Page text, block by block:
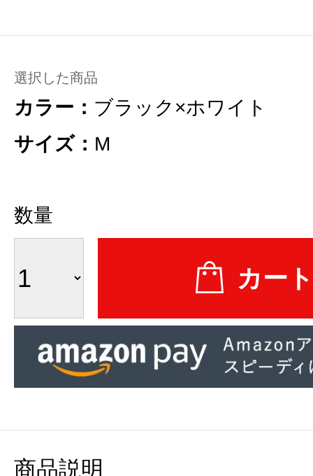
選択した商品
カラー： ブラック×ホワイト
サイズ： M
数量
商品説明